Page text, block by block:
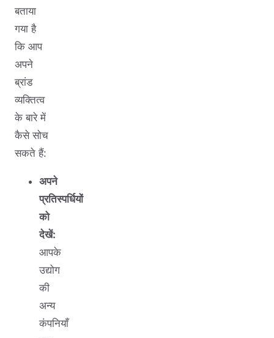
बताया
गया है
कि आप
अपने
ब्रांड
व्यक्तित्व
के बारे में
कैसे सोच
सकते हैं:
अपने
प्रतिस्पर्धियों
को
देखें:
आपके
उद्योग
की
अन्य
कंपनियाँ